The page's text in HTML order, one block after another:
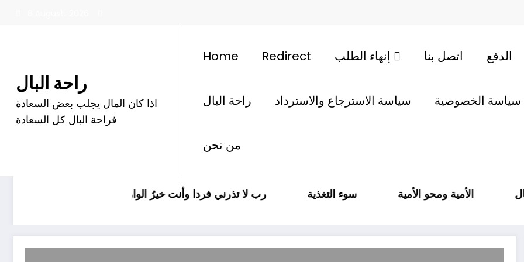
راحة البال
اذا كان المال يجلب بعض السعادة
فراحة البال كل السعادة
Home Redirect اتصل بنا الدفع
راحة البال سياسة الاسترجاع والاسترداد سياسة الخصوصية
من نحن
Category: ترفيه
ﺭﺏ ﻻ ﺗﺬﺭﻧﻲ ﻓﺮﺩﺍ ﻭﺃﻧﺖ ﺧﻴﺮُ ﺍﻟﻮﺍﺭﺛﻴﻦ سوء التغذية الأمية ومحو الأمية لدى الأطفال